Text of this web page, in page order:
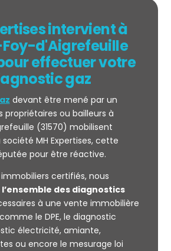
intervient à
d'Aigrefeuille
effectuer votre
gaz
devant être mené par un
propriétaires ou bailleurs à
(31570) mobilisent
MH Expertises, cette
pour être réactive.
certifiés, nous
l’ensemble des diagnostics
à une vente immobilière
le DPE, le diagnostic
électricité, amiante,
ou encore le mesurage loi